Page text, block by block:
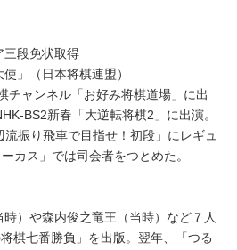
三段免状取得
」（日本将棋連盟）
チャンネル「お好み将棋道場」に出
BS2新春「大逆転将棋2」に出演。
振り飛車で目指せ！初段」にレギュ
カス」では司会者をつとめた。
）や森内俊之竜王（当時）など７人
棋七番勝負」を出版。翌年、「つる